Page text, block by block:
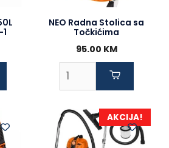
NEO Radna Stolica sa
Točkićima
95.00 KM
AKCIJA!